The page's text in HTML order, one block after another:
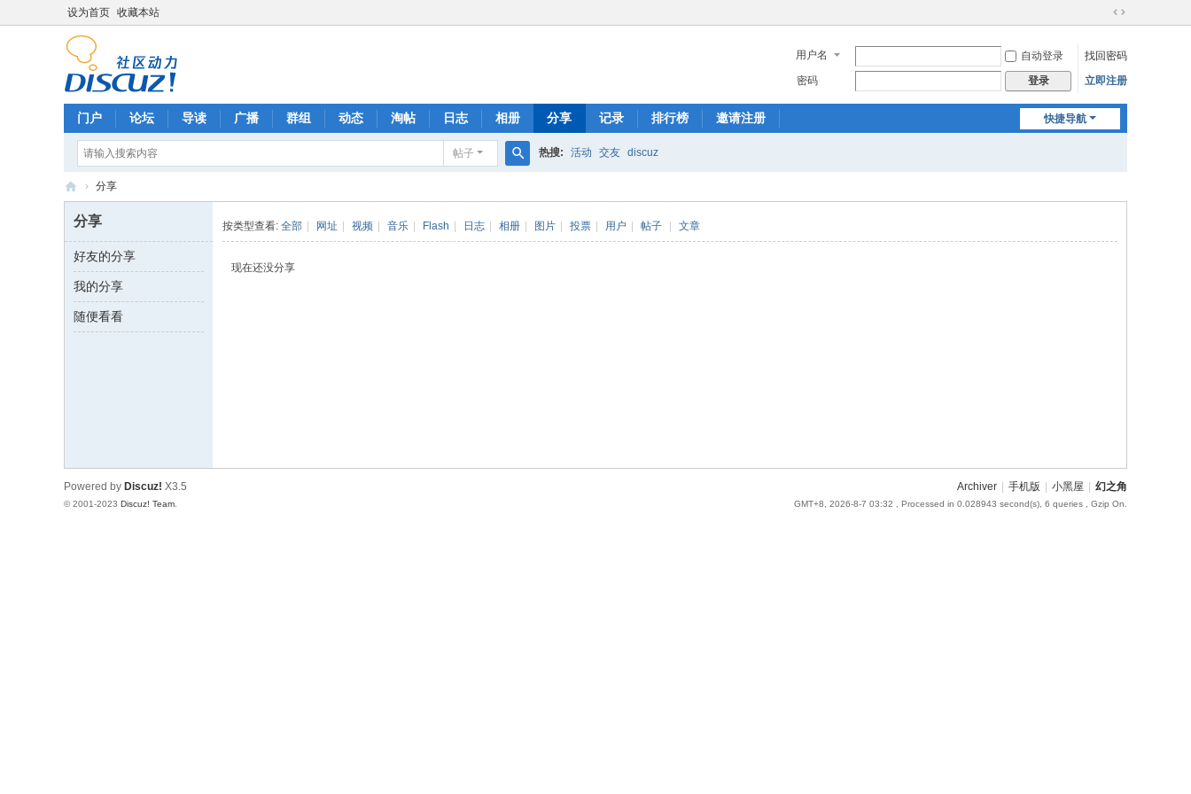
设为首页 收藏本站
切
到
宽
用户名 自动登录
找回密码
密码
登录 立即注册
快捷导航
门户 论坛 导读 广播 群组 动态 淘帖 日志 相册 分享 记录 排行榜 邀请注册
帖子
索
热搜: 活动 交友 discuz
角
交
流
M
）
› 分享
分享
好友的分享
我的分享
随便看看
按类型查看: 全部 网址 视频 音乐 Flash 日志 相册 图片 投票 用户 帖子 文章
现在还没分享
Archiver 手机版 小黑屋 幻之角
GMT+8, 2026-8-7 03:32 , Processed in 0.028943 second(s), 6 queries , Gzip On.
Powered by Discuz! X3.5
© 2001-2023 Discuz! Team